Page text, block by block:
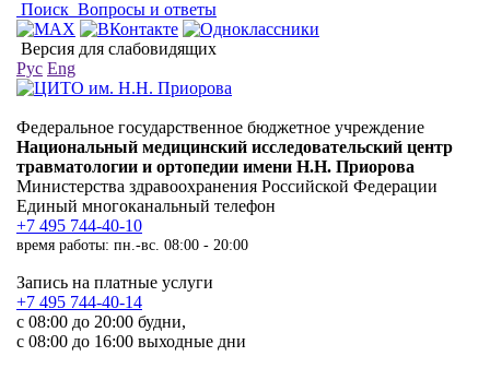
Поиск Вопросы и ответы
Версия для слабовидящих
Рус Eng
Федеральное государственное бюджетное учреждение
Национальный медицинский исследовательский центр
травматологии и ортопедии имени Н.Н. Приорова
Министерства здравоохранения Российской Федерации
Единый многоканальный телефон
+7 495 744-40-10
время работы: пн.-вс. 08:00 - 20:00
Запись на платные услуги
+7 495 744-40-14
с 08:00 до 20:00 будни,
с 08:00 до 16:00 выходные дни